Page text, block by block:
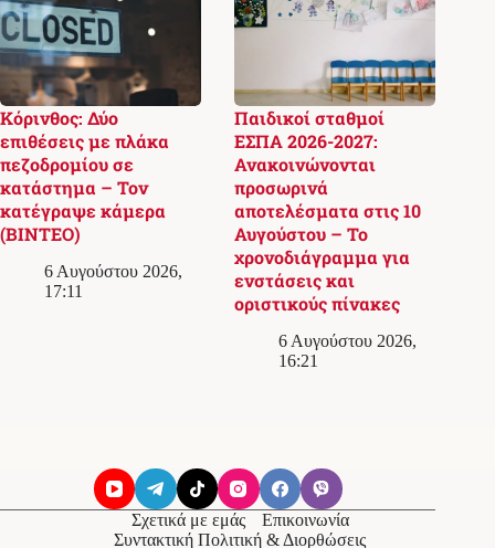
Κόρινθος: Δύο
επιθέσεις με πλάκα
πεζοδρομίου σε
κατάστημα – Τον
κατέγραψε κάμερα
(ΒΙΝΤΕΟ)
6 Αυγούστου 2026,
17:11
Παιδικοί σταθμοί
ΕΣΠΑ 2026-2027:
Ανακοινώνονται
προσωρινά
αποτελέσματα στις 10
Αυγούστου – Το
χρονοδιάγραμμα για
ενστάσεις και
οριστικούς πίνακες
6 Αυγούστου 2026,
16:21
Σχετικά με εμάς
Επικοινωνία
Συντακτική Πολιτική & Διορθώσεις